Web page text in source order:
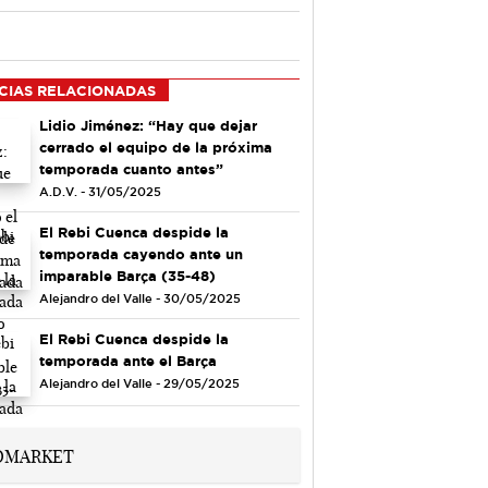
RELACIONADAS
Lidio Jiménez: “Hay que dejar
cerrado el equipo de la próxima
temporada cuanto antes”
A.D.V. - 31/05/2025
El Rebi Cuenca despide la
temporada cayendo ante un
imparable Barça (35-48)
Alejandro del Valle - 30/05/2025
El Rebi Cuenca despide la
temporada ante el Barça
Alejandro del Valle - 29/05/2025